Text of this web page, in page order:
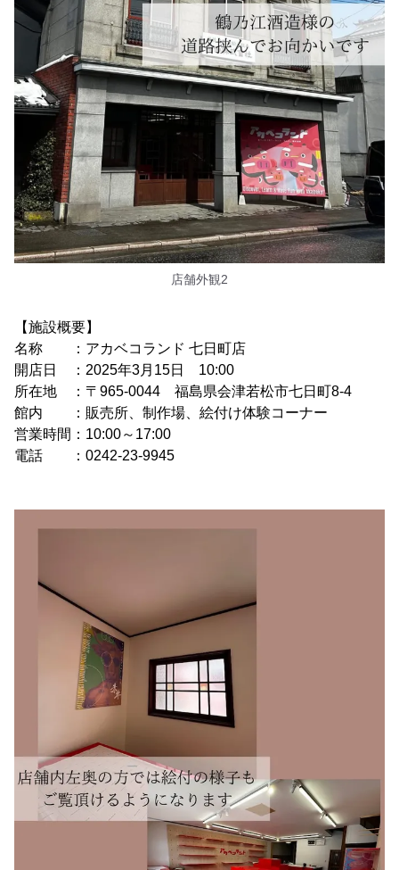
店舗外観2
【施設概要】
名称 ：アカベコランド 七日町店
開店日 ：2025年3月15日 10:00
所在地 ：〒965-0044 福島県会津若松市七日町8-4
館内 ：販売所、制作場、絵付け体験コーナー
営業時間：10:00～17:00
電話 ：0242-23-9945